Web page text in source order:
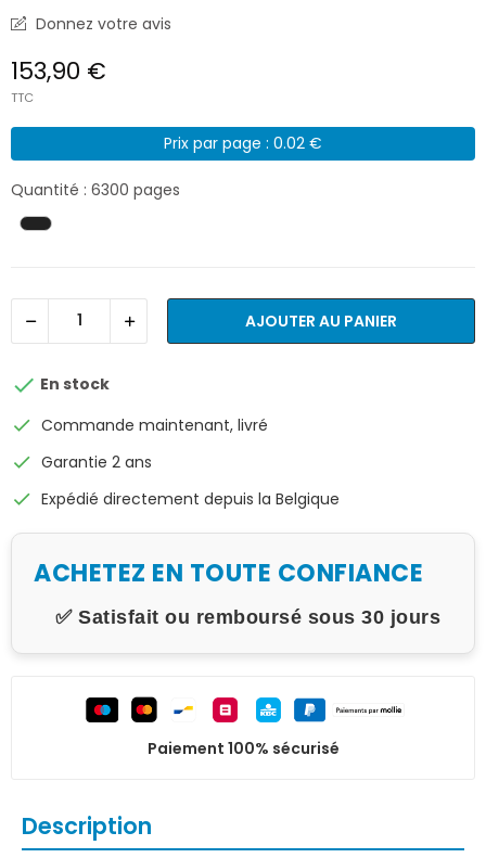
Donnez votre avis
153,90 €
TTC
Prix par page : 0.02 €
Quantité : 6300 pages
AJOUTER AU PANIER
 En stock
check Commande maintenant, livré
check Garantie 2 ans
check Expédié directement depuis la Belgique
ACHETEZ EN TOUTE CONFIANCE
✅ Satisfait ou remboursé sous 30 jours
Paiement 100% sécurisé
Description